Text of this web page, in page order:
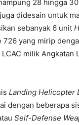
28 hingga
didesain untuk
sebanyak 6 unit
726 yang mirip
LCAC milik Angkatan
Landing Helicopter
dengan beberapa
Self-Defense